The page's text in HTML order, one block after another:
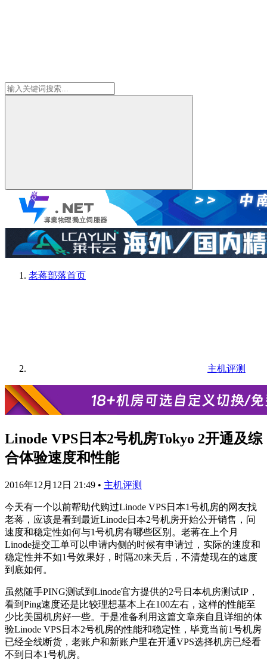
老蒋部落首页
主机评测
Linode VPS日本2号机房Tokyo 2开通及综
合体验速度和性能
2016年12月12日 21:49 • 主机评测
今天有一个以前帮助代购过Linode VPS日本1号机房的网友找
老蒋，应该是看到最近Linode日本2号机房开始公开销售，问
速度和稳定性如何与1号机房有哪些区别。老蒋在上个月
Linode提交工单可以申请内侧的时候有申请过，实际的速度和
稳定性并不如1号效果好，时隔20来天后，不清楚现在的速度
到底如何。
虽然随手PING测试到Linode官方提供的2号日本机房测试IP，
看到Ping速度还是比较理想基本上在100左右，这样的性能至
少比美国机房好一些。于是准备利用这篇文章亲自且详细的体
验Linode VPS日本2号机房的性能和稳定性，毕竟当前1号机房
已经全线断货，老账户和新账户里在开通VPS选择机房已经看
不到日本1号机房。